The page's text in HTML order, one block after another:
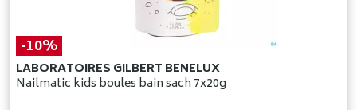
-10%
LABORATOIRES GILBERT BENELUX
Nailmatic kids boules bain sach 7x20g